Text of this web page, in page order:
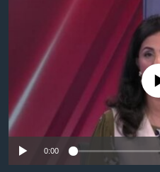
No media source
0:00